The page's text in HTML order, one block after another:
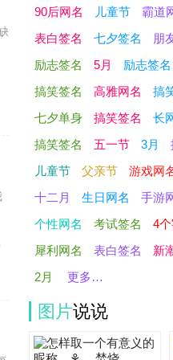
90后网名 儿童节 霸道
表白签名
七夕签名 朋
励志签名
5月 励志签名
搞笑签名
高雅网名 搞
七夕单身
搞笑签名 长
搞笑签名
五一节 3月
儿童节
父亲节 游戏网
十二月
生日网名 手游
个性网名
考试签名 4
犀利网名
表白签名 新
2月
更多…
图片说说